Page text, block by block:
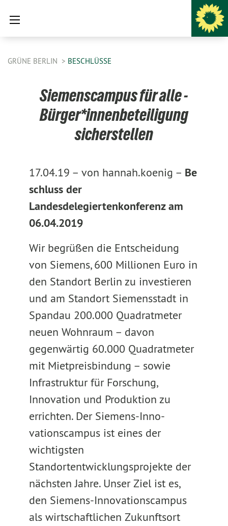
GRÜNE BERLIN BESCHLÜSSE
Siemenscampus für alle -
Bürger*innenbeteiligung
sicherstellen
17.04.19 – von hannah.koenig – Be
schluss der
Landesdelegiertenkonferenz am
06.04.2019
Wir begrüßen die Entscheidung
von Siemens, 600 Millionen Euro in
den Standort Berlin zu investieren
und am Standort Siemensstadt in
Spandau 200.000 Quadratmeter
neuen Wohnraum – davon
gegenwärtig 60.000 Quadratmeter
mit Mietpreisbindung – sowie
Infrastruktur für Forschung,
Innovation und Produktion zu
errichten. Der Siemens-Inno-
vationscampus ist eines der
wichtigsten
Standortentwicklungsprojekte der
nächsten Jahre. Unser Ziel ist es,
den Siemens-Innovationscampus
als wirtschaftlichen Zukunftsort